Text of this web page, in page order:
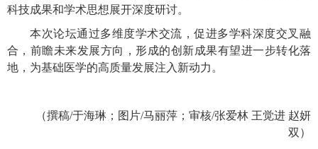
科技成果和学术思想展开深度研讨。
本次论坛通过多维度学术交流，促进多学科深度交叉融
合，前瞻未来发展方向，形成的创新成果有望进一步转化落
地，为基础医学的高质量发展注入新动力。
（撰稿/于海琳；图片/马丽萍；审核/张爱林 王觉进 赵妍
双）